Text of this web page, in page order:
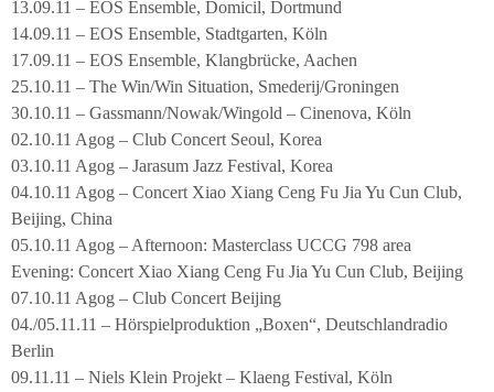
13.09.11 – EOS Ensemble, Domicil, Dortmund
14.09.11 – EOS Ensemble, Stadtgarten, Köln
17.09.11 – EOS Ensemble, Klangbrücke, Aachen
25.10.11 – The Win/Win Situation, Smederij/Groningen
30.10.11 – Gassmann/Nowak/Wingold – Cinenova, Köln
02.10.11 Agog – Club Concert Seoul, Korea
03.10.11 Agog – Jarasum Jazz Festival, Korea
04.10.11 Agog – Concert Xiao Xiang Ceng Fu Jia Yu Cun Club,
Beijing, China
05.10.11 Agog – Afternoon: Masterclass UCCG 798 area
Evening: Concert Xiao Xiang Ceng Fu Jia Yu Cun Club, Beijing
07.10.11 Agog – Club Concert Beijing
04./05.11.11 – Hörspielproduktion „Boxen“, Deutschlandradio
Berlin
09.11.11 – Niels Klein Projekt – Klaeng Festival, Köln